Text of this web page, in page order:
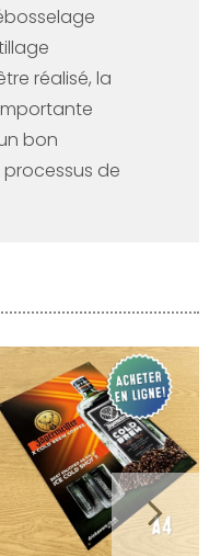
réalisé, la
bon
de